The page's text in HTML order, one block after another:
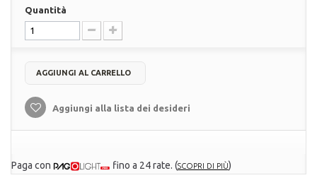
Quantità
AGGIUNGI AL CARRELLO
Aggiungi alla lista dei desideri
Paga con fino a 24 rate. (SCOPRI DI PIÙ)